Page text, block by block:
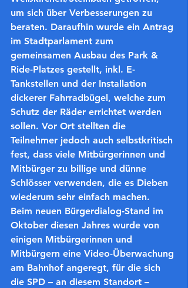
um sich über Verbesserungen zu
beraten. Daraufhin wurde ein Antrag
im Stadtparlament zum
gemeinsamen Ausbau des Park &
Ride-Platzes gestellt, inkl. E-
Tankstellen und der Installation
dickerer Fahrradbügel, welche zum
Schutz der Räder errichtet werden
sollen. Vor Ort stellten die
Teilnehmer jedoch auch selbstkritisch
fest, dass viele Mitbürgerinnen und
Mitbürger zu billige und dünne
Schlösser verwenden, die es Dieben
wiederum sehr einfach machen.
Beim neuen Bürgerdialog-Stand im
Oktober diesen Jahres wurde von
einigen Mitbürgerinnen und
Mitbürgern eine Video-Überwachung
am Bahnhof angeregt, für die sich
die SPD – an diesem Standort –